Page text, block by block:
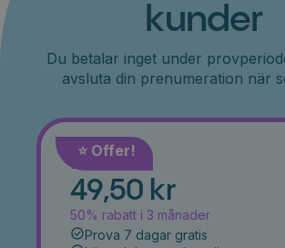
kunder
Du betalar inget under
avsluta din prenumeration när
⭐️ Offer!
Månad
49,50 kr
50% rabatt i 3 månader
Prova 7 dagar gratis